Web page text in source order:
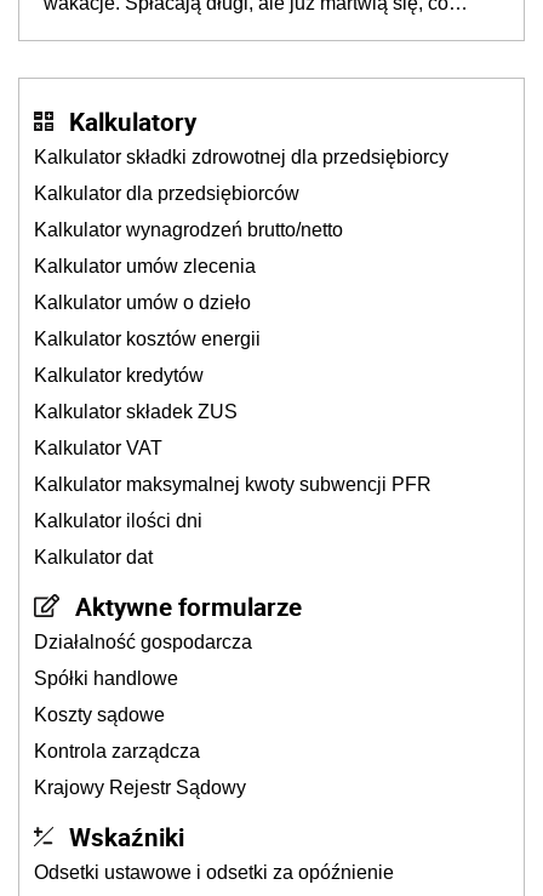
Kalkulatory
Kalkulator składki zdrowotnej dla przedsiębiorcy
Kalkulator dla przedsiębiorców
Kalkulator wynagrodzeń brutto/netto
Kalkulator umów zlecenia
Kalkulator umów o dzieło
Kalkulator kosztów energii
Kalkulator kredytów
Kalkulator składek ZUS
Kalkulator VAT
Kalkulator maksymalnej kwoty subwencji PFR
Kalkulator ilości dni
Kalkulator dat
Aktywne formularze
Działalność gospodarcza
Spółki handlowe
Koszty sądowe
Kontrola zarządcza
Krajowy Rejestr Sądowy
Wskaźniki
Odsetki ustawowe i odsetki za opóźnienie